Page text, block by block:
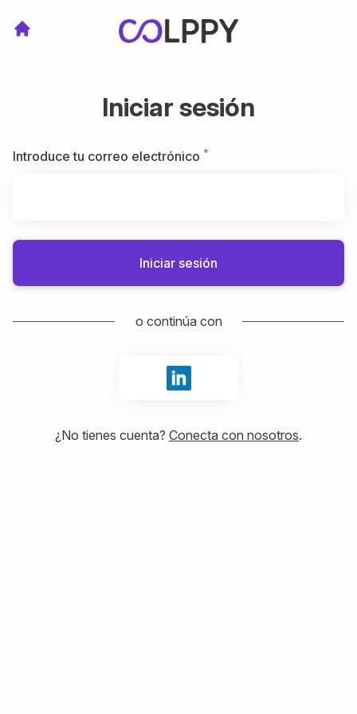
Iniciar sesión
Introduce tu correo electrónico *
Iniciar sesión
o continúa con
Iniciar sesión con LinkedIn
¿No tienes cuenta? Conecta con nosotros.